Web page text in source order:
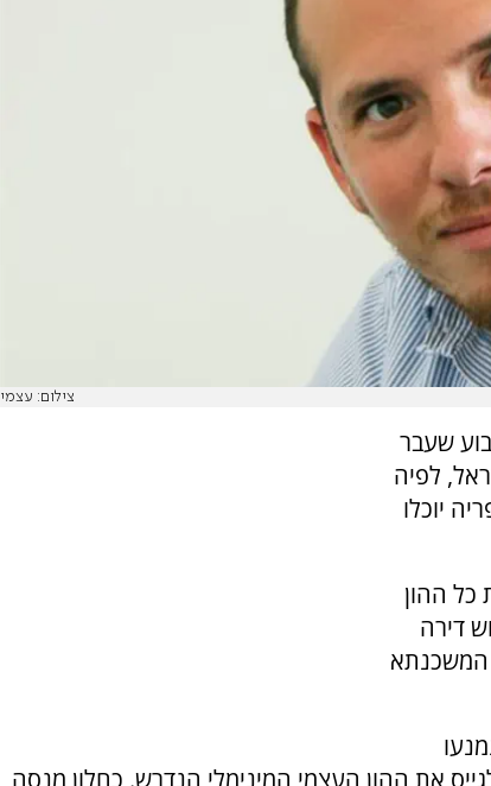
צילום: עצמי
שעבר
לפיה
יוכלו
כל ההון
דירה
המשכנתא